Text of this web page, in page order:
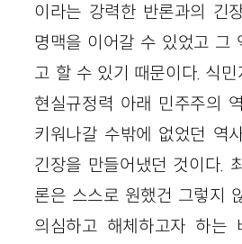
이라는 강력한 반론과의 긴
명맥을 이어갈 수 있었고 그
고 할 수 있기 때문이다. 식
현실규정력 아래 민주주의
키워나갈 수밖에 없었던 역
긴장을 만들어냈던 것이다.
론은 스스로 원했건 그렇지
의심하고 해체하고자 하는